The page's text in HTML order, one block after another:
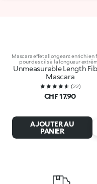
Mascara effet allongeant enrichi en
pour des cils à la longueur
Unmeasurable Length
Mascara
(22)
CHF 17.90
AJOUTER AU
PANIER